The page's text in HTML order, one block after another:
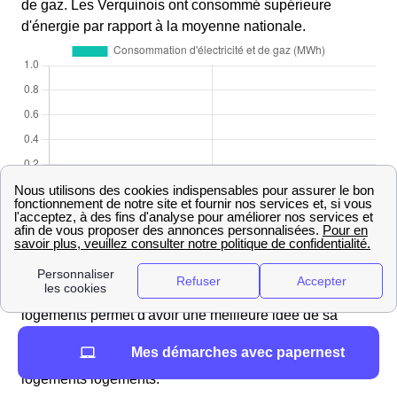
de gaz. Les Verquinois ont consommé supérieure
d'énergie par rapport à la moyenne nationale.
Nombre et type de logements présents à Verquin
Connaître la composition d'une ville en termes de
logements permet d'avoir une meilleure idée de sa
Pas-De-Calais regroupe près de 3 477 habitants et 1448
logements logements.
Mes démarches avec papernest